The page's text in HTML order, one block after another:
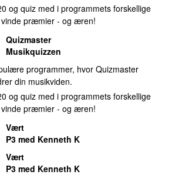
og quiz med i programmets forskellige
præmier - og æren!
Quizmaster
Musikquizzen
programmer, hvor Quizmaster
din musikviden.
og quiz med i programmets forskellige
præmier - og æren!
Vært
P3 med Kenneth K
Vært
P3 med Kenneth K